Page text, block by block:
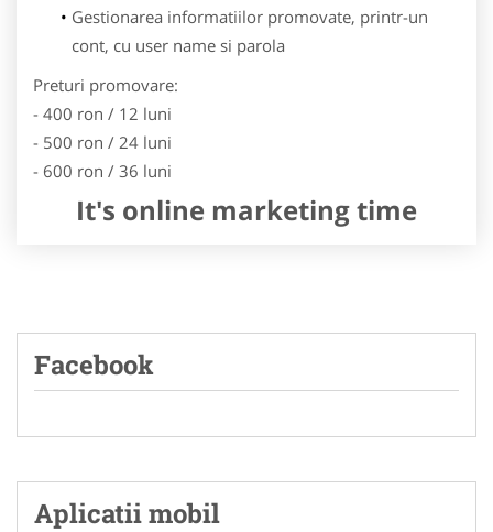
Gestionarea informatiilor promovate, printr-un
cont, cu user name si parola
Preturi promovare:
- 400 ron / 12 luni
- 500 ron / 24 luni
- 600 ron / 36 luni
It's online marketing time
Facebook
Aplicatii mobil